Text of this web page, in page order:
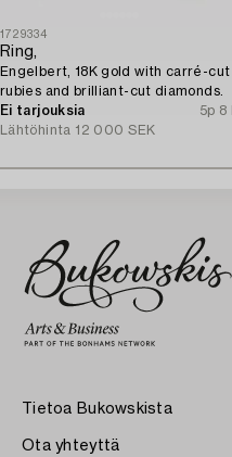
1729334
Ring,
Engelbert, 18K gold with carré-cut
rubies and brilliant-cut diamonds.
Ei tarjouksia
5p 8
Lähtöhinta 12 000 SEK
Tietoa Bukowskista
Ota yhteyttä